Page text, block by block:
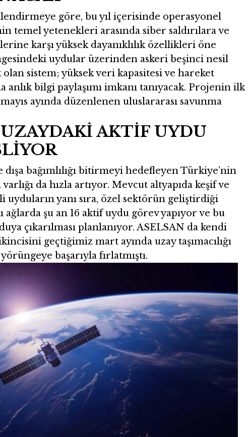
göre, bu yıl içerisinde operasyonel
temel yetenekleri arasında siber saldırılara ve
karşı yüksek dayanıklılık özellikleri öne
uydular üzerinden askeri beşinci nesil
olan sistem; yüksek veri kapasitesi ve hareket
anlık bilgi paylaşımı imkanı tanıyacak. Projenin ilk
ayında düzenlenen uluslararası savunma
AKTİF UYDU
bağımlılığı bitirmeyi hedefleyen Türkiye’nin
da hızla artıyor. Mevcut altyapıda keşif ve
uyduların yanı sıra, özel sektörün geliştirdiği
şu an 16 aktif uydu görev yapıyor ve bu
çıkarılması planlanıyor. ASELSAN da kendi
geçtiğimiz mart ayında uzay taşımacılığı
başarıyla fırlatmıştı.